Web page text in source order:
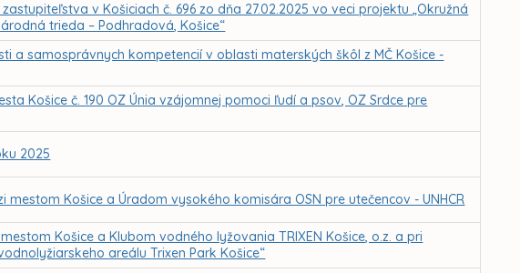
v Košiciach č. 696 zo dňa 27.02.2025 vo veci projektu „Okružná
trieda – Podhradová, Košice“
a samosprávnych kompetencií v oblasti materských škôl z MČ Košice -
Košice č. 190 OZ Únia vzájomnej pomoci ľudí a psov, OZ Srdce pre
2025
Košice a Úradom vysokého komisára OSN pre utečencov - UNHCR
Košice a Klubom vodného lyžovania TRIXEN Košice, o.z. a pri
areálu Trixen Park Košice“